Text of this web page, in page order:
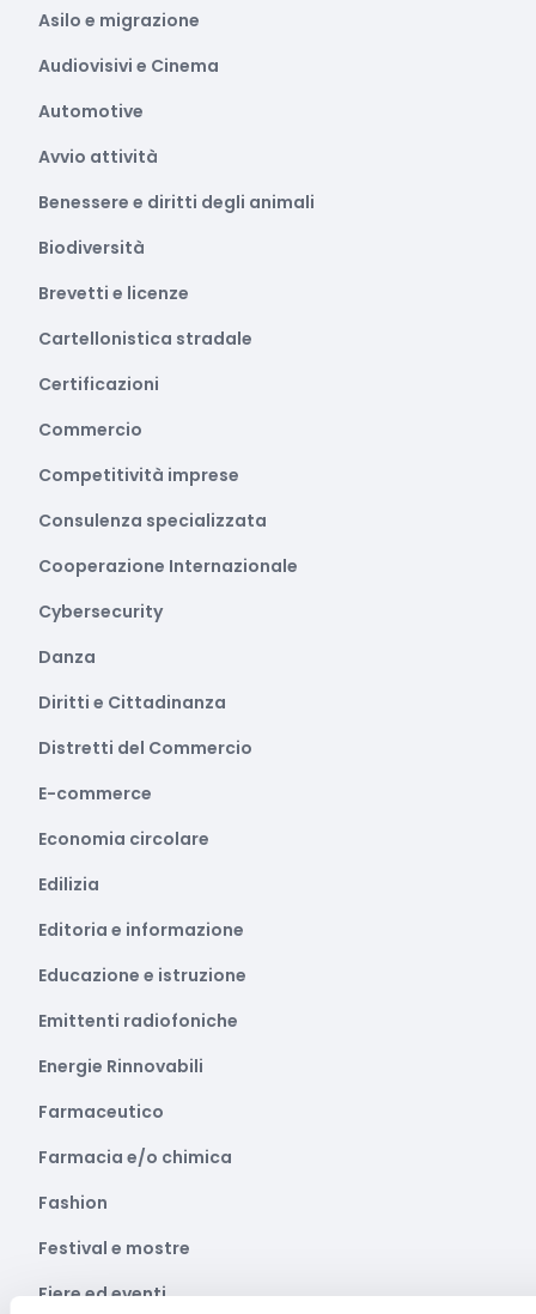
Asilo e migrazione
Audiovisivi e Cinema
Automotive
Avvio attività
Benessere e diritti degli animali
Biodiversità
Brevetti e licenze
Cartellonistica stradale
Certificazioni
Commercio
Competitività imprese
Consulenza specializzata
Cooperazione Internazionale
Cybersecurity
Danza
Diritti e Cittadinanza
Distretti del Commercio
E-commerce
Economia circolare
Edilizia
Editoria e informazione
Educazione e istruzione
Emittenti radiofoniche
Energie Rinnovabili
Farmaceutico
Farmacia e/o chimica
Fashion
Festival e mostre
Fiere ed eventi